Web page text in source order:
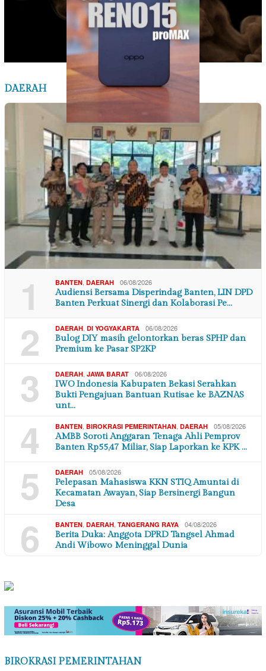
DAERAH
1 BANTEN DAERAH 06/08/2026
Audiensi Bersama Disperindag Banten, LIN DPD
Banten Perkuat Sinergi dan Kolaborasi Pe…
2 DAERAH DI YOGYAKARTA 06/08/2026
Bulog DIY masih gelontorkan beras SPHP dan
Premium ke Pasar SP2KP
3 DAERAH JAWA BARAT 06/08/2026
IWO Indonesia Kabupaten Bekasi Serahkan
Bukti Pengajuan Bantuan Rutisae ke BAZNAS
unt…
4 BANTEN BIROKRASI PEMERINTAHAN DAERAH 05/08/2026
AMBB Soroti Anggaran Tenaga Ahli Pemprov
Banten Rp55,47 Miliar, Siap Laporkan ke KPK …
5 DAERAH 05/08/2026
Pelepasan Mahasiswa KKN STIQ Amuntai di
Kecamatan Awayan, Siap Bersinergi Bangun
Desa
6 BANTEN DAERAH TANGERANG RAYA 04/08/2026
Berita Duka: Anggota DPRD Tangsel Ahmad
Andi Wibowo Meninggal Dunia
BIROKRASI PEMERINTAHAN